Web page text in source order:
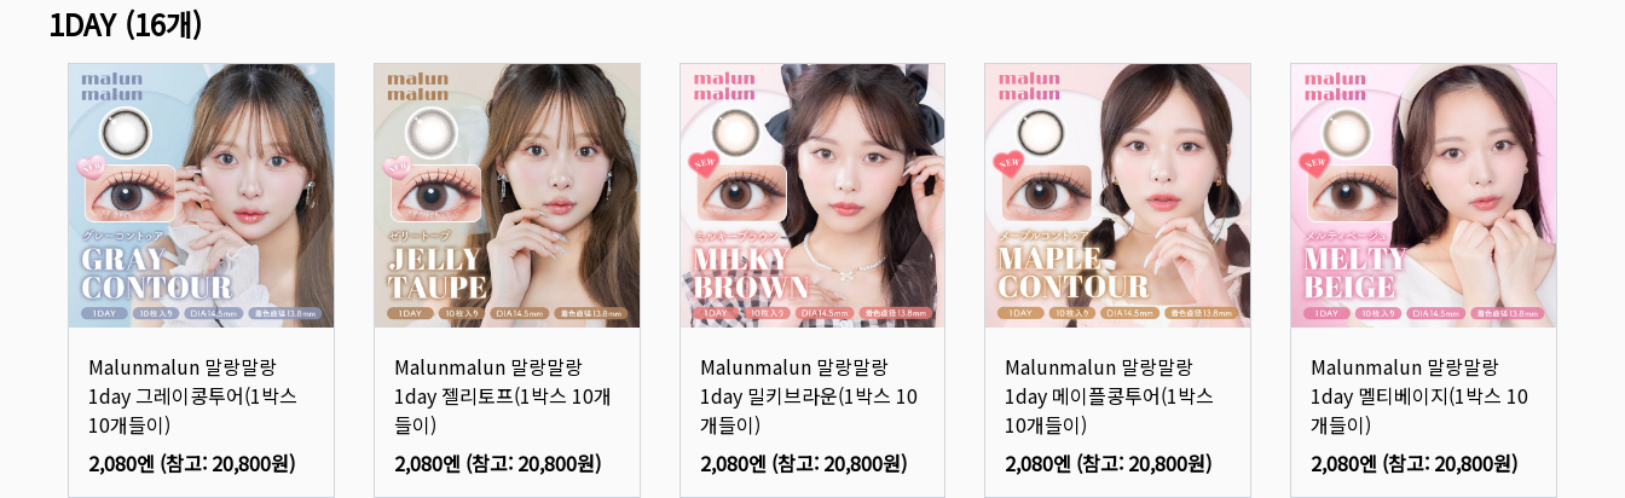
1DAY(16개)
Malunmalun 말랑말랑
1day 그레이콩투어(1박스
10개들이)
2,080엔 (참고: 20,800원)
Malunmalun 말랑말랑
1day 젤리토프(1박스 10개
들이)
2,080엔(참고: 20,800원)
Malunmalun 말랑말랑
1day 밀키브라운(1박스 10
개들이)
2,080엔(참고: 20,800원)
Malunmalun 말랑말랑
1day 메이플콩투어(1박스
10개들이)
2,080엔 (참고: 20,800원)
Malunmalun 말랑말랑
1day 멜티베이지(1박스 10
개들이)
2,080엔 (참고: 20,800원)